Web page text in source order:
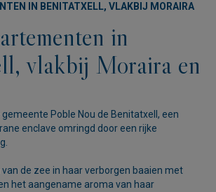
IN BENITATXELL, VLAKBIJ MORAIRA
in
vlakbij Moraira en
Poble Nou de Benitatxell, een
enclave omringd door een rijke
van de zee in haar verborgen baaien met
het aangename aroma van haar